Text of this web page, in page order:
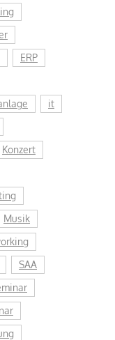
ERP
it
Konzert
Musik
SAA